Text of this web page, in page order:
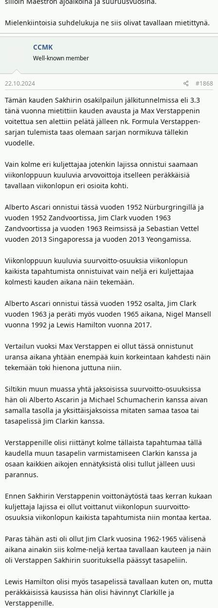
Mielenkiintoisia suhdelukuja ne siis olivat tavallaan mietittynä.
CCMK
Well-known member
22.10.2024 #1868
Tämän kauden Sakhirin osakilpailun jälkitunnelmissa eli 3.3
tänä vuonna mietittiin kauden avausta ja Max Verstappenin
voitettua sen alettiin pelätä jälleen nk. Formula Verstappen-
sarjan tulemista taas olemaan sarjan normikuva tällekin
vuodelle.
Vain kolme eri kuljettajaa jotenkin lajissa onnistui saamaan
viikonloppuun kuuluvia arvovoittoja itselleen peräkkäisiä
tavallaan viikonlopun eri osioita kohti.
Alberto Ascari onnistui tässä vuoden 1952 Nürburgringillä ja
vuoden 1952 Zandvoortissa, Jim Clark vuoden 1963
Zandvoortissa ja vuoden 1963 Reimsissä ja Sebastian Vettel
vuoden 2013 Singaporessa ja vuoden 2013 Yeongamissa.
Viikonloppuun kuuluvia suurvoitto-osuuksia viikonlopun
kaikista tapahtumista onnistuivat vain neljä eri kuljettajaa
kolmesti kauden aikana näin tekemään.
Alberto Ascari onnistui tässä vuoden 1952 osalta, Jim Clark
vuoden 1963 ja peräti myös vuoden 1965 aikana, Nigel Mansell
vuonna 1992 ja Lewis Hamilton vuonna 2017.
Vertailun vuoksi Max Verstappen ei ollut tässä onnistunut
uransa aikana yhtään enempää kuin korkeintaan kahdesti näin
tekemään toki hienona juttuna niin.
Siltikin muun muassa yhtä jaksoisissa suurvoitto-osuuksissa
hän oli Alberto Ascarin ja Michael Schumacherin kanssa aivan
samalla tasolla ja yksittäisjaksoissa mitaten samaa tasoa tai
tasapelissä Jim Clarkin kanssa.
Verstappenille olisi riittänyt kolme tällaista tapahtumaa tällä
kaudella muun tasapelin varmistamiseen Clarkin kanssa ja
osaan kaikkien aikojen ennätyksistä olisi tullut jälleen uusi
parannus.
Ennen Sakhirin Verstappenin voittonäytöstä taas kerran kukaan
kuljettaja lajissa ei ollut voittanut viikonlopun suurvoitto-
osuuksia viikonlopun kaikista tapahtumista niin montaa kertaa.
Paras tähän asti oli ollut Jim Clark vuosina 1962-1965 välisenä
aikana ainakin siis kolme-neljä kertaa tavallaan kauteen ja näin
oli Verstappen Sakhirin suorituksella päässyt tasapeliin.
Lewis Hamilton olisi myös tasapelissä tavallaan kuten on, mutta
peräkkäisissä kausissa hän olisi hävinnyt Clarkille ja
Verstappenille.